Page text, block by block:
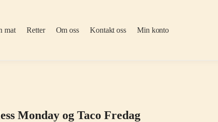
mat Retter Om oss Kontakt oss Min konto
Monday og Taco Fredag